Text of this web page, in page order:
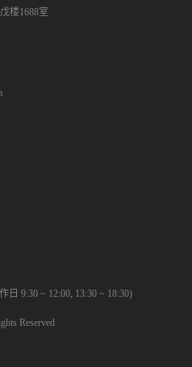
楼1688室
日 9:30 ~ 12:00, 13:30 ~ 18:30)
Reserved